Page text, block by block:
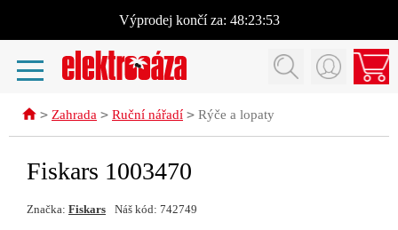
Výprodej končí za: 48:23:53
> Zahrada > Ruční nářadí > Rýče a lopaty
Fiskars 1003470
Značka: Fiskars Náš kód: 742749